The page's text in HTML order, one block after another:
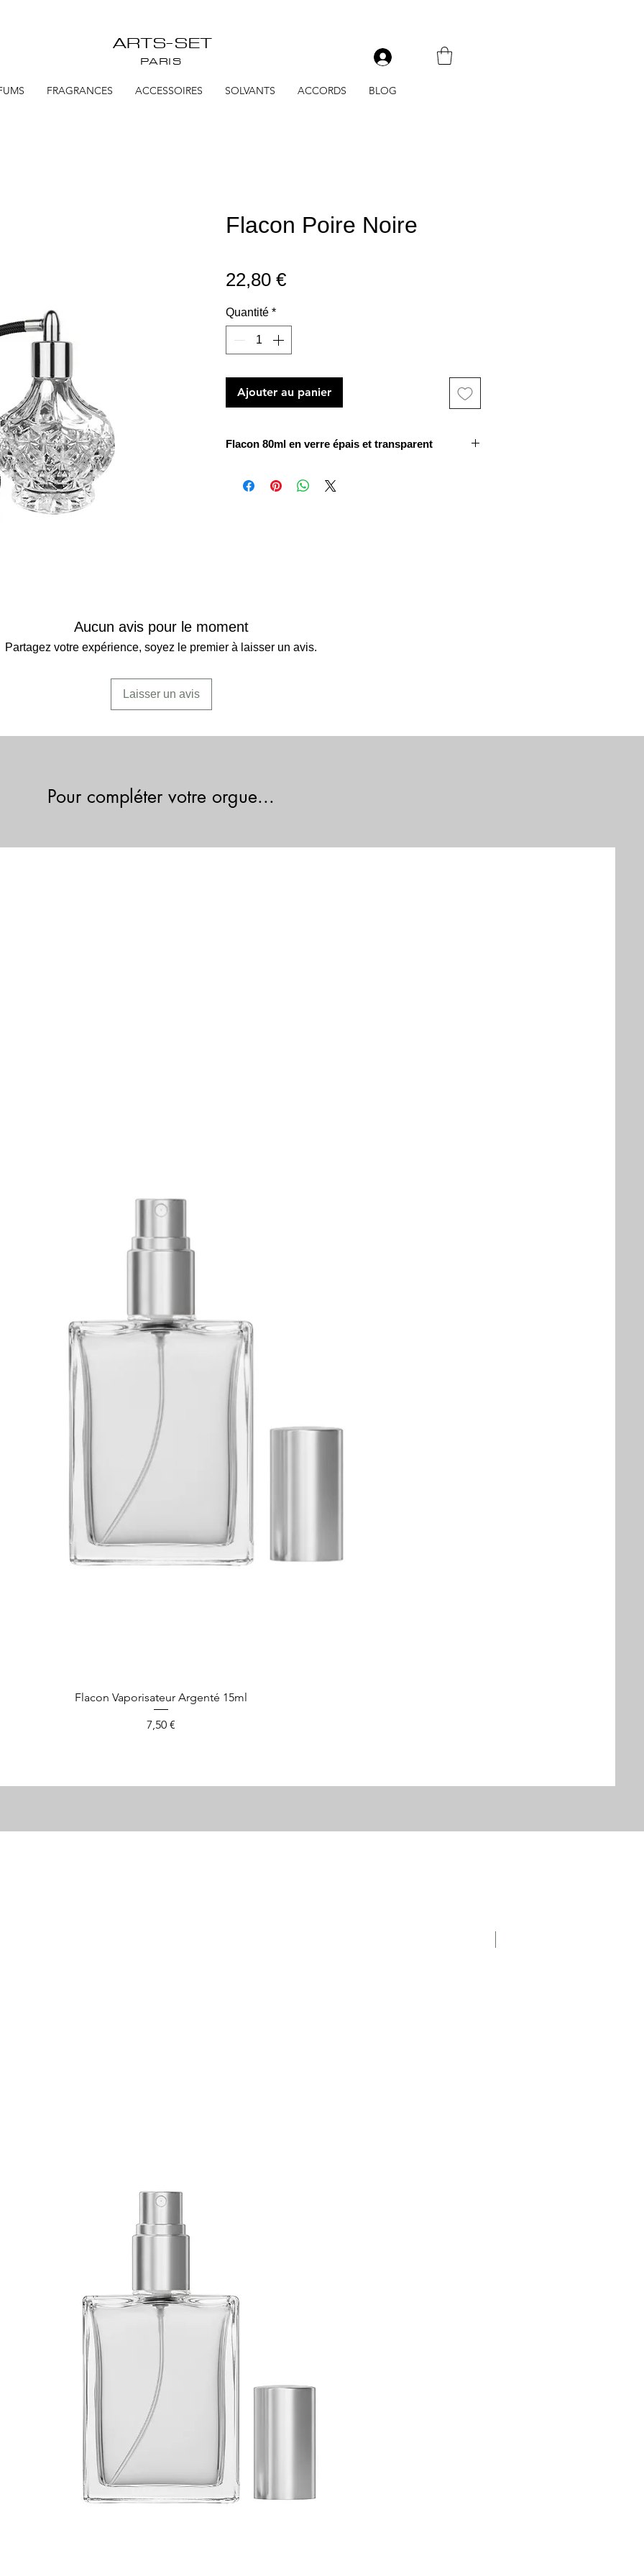
ARTS-SET
PARIS
FRAGRANCES ACCESSOIRES SOLVANTS ACCORDS BLOG
Flacon Poire Noire
22,80 €Prix
Quantité *
Ajouter au panier
Flacon 80ml en verre épais et transparent
muni d'un tube et d'une poire à longues franges.
Aucun avis pour le moment
Partagez votre expérience, soyez le premier à laisser un avis.
Laisser un avis
Pour compléter votre orgue...
Aperçu rapide
Flacon Vaporisateur Argenté 15ml
Prix
7,50 €